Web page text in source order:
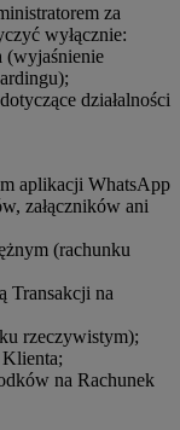
za
wyłącznie:
(wyjaśnienie
działalności
aplikacji WhatsApp
załączników ani
(rachunku
Transakcji na
rzeczywistym);
na Rachunek